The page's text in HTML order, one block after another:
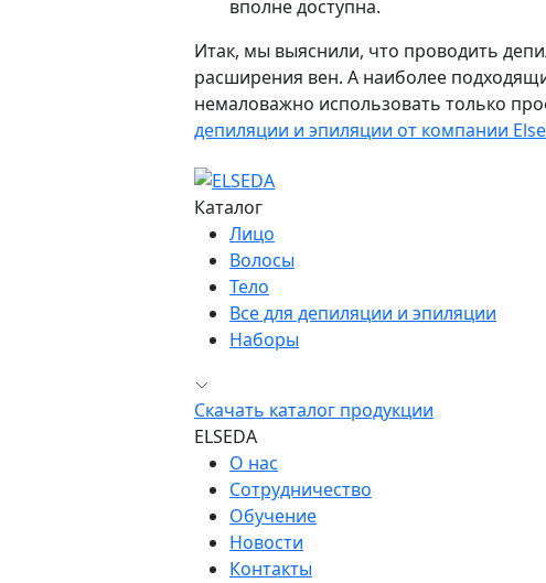
вполне доступна.
Итак, мы выяснили, что проводить
расширения вен. А наиболее
немаловажно использовать только
депиляции и эпиляции от компании
Каталог
Лицо
Волосы
Тело
Все для депиляции и эпиляции
Наборы
Скачать каталог продукции
ELSEDA
О нас
Сотрудничество
Обучение
Новости
Контакты